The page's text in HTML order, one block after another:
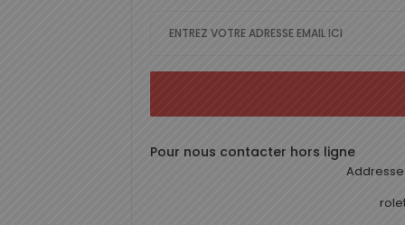
Pour nous contacter hors ligne